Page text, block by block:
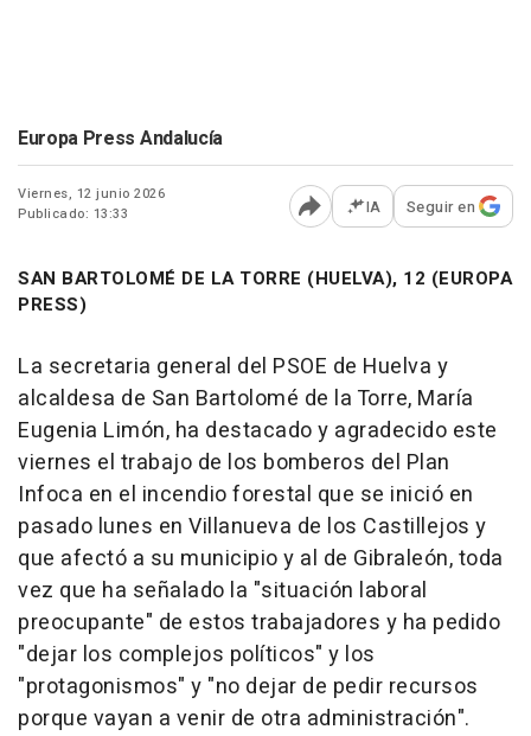
Europa Press Andalucía
Viernes, 12 junio 2026
Publicado: 13:33
Abrir opciones para
IA Seguir en
SAN BARTOLOMÉ DE LA TORRE (HUELVA), 12 (EUROPA
PRESS)
La secretaria general del PSOE de Huelva y
alcaldesa de San Bartolomé de la Torre, María
Eugenia Limón, ha destacado y agradecido este
viernes el trabajo de los bomberos del Plan
Infoca en el incendio forestal que se inició en
pasado lunes en Villanueva de los Castillejos y
que afectó a su municipio y al de Gibraleón, toda
vez que ha señalado la "situación laboral
preocupante" de estos trabajadores y ha pedido
"dejar los complejos políticos" y los
"protagonismos" y "no dejar de pedir recursos
porque vayan a venir de otra administración".